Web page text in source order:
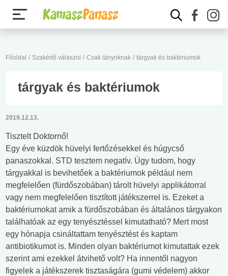
Főoldal / Szakértő válaszol / Csak lányoknak / tárgyak és baktériumok
tárgyak és baktériumok
2019.12.13.
Tisztelt Doktornő!
Egy éve küzdök hüvelyi fertőzésekkel és húgycső
panaszokkal. STD tesztem negatív. Úgy tudom, hogy
tárgyakkal is bevihetőek a baktériumok például nem
megfelelően (fürdőszobában) tárolt hüvelyi applikátorral
vagy nem megfelelően tisztított játékszerrel is. Ezeket a
baktériumokat amik a fürdőszobában és általános tárgyakon
találhatóak az egy tenyésztéssel kimutatható? Mert most
egy hónapja csináltattam tenyésztést és kaptam
antibiotikumot is. Minden olyan baktériumot kimutattak ezek
szerint ami ezekkel átvihető volt? Ha innentől nagyon
figyelek a játékszerek tisztaságára (gumi védelem) akkor